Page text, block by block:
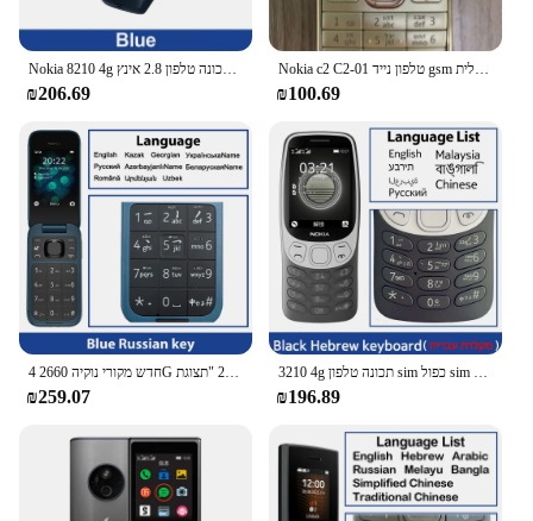
Nokia 8210 4g תכונה טלפון 2.8 אינץ 'bluetooth 5.0 1450mah כפול sim fm לפיד מחוספס לדחוף-לחצן טלפון בשימוש בטלפון
₪206.69
Nokia c2 C2-01 טלפון נייד gsm אנגלית & hebrew מקלדת תמיכה הלוגו על כפתור unlognokia 3g טלפון נייד בשימוש טלפון
₪100.69
חדש מקורי נוקיה 2660 4G תכונה להעיף טלפון 2.8 "תצוגת Bluetooth FM רדיו 1450mAh SIM הכפול מוקשח בלחיצת כפתור טלפון
₪259.07
3210 4g תכונה טלפון sim כפול sim 2.4 "סוג-c יציאת bluetooth 5.0 1450mah huttery לחץ לדחוף טלפון נייד כפתור
₪196.89